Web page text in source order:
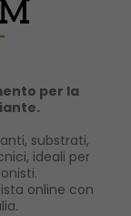
per la
substrati,
ideali per
online con